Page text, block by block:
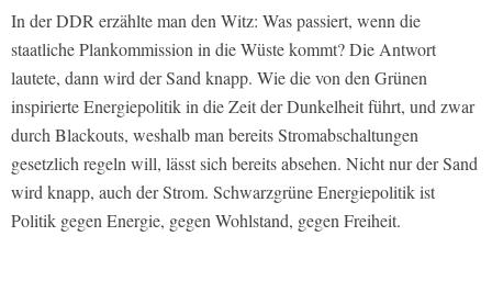
In der DDR erzählte man den Witz: Was passiert, wenn die
staatliche Plankommission in die Wüste kommt? Die Antwort
lautete, dann wird der Sand knapp. Wie die von den Grünen
inspirierte Energiepolitik in die Zeit der Dunkelheit führt, und zwar
durch Blackouts, weshalb man bereits Stromabschaltungen
gesetzlich regeln will, lässt sich bereits absehen. Nicht nur der Sand
wird knapp, auch der Strom. Schwarzgrüne Energiepolitik ist
Politik gegen Energie, gegen Wohlstand, gegen Freiheit.